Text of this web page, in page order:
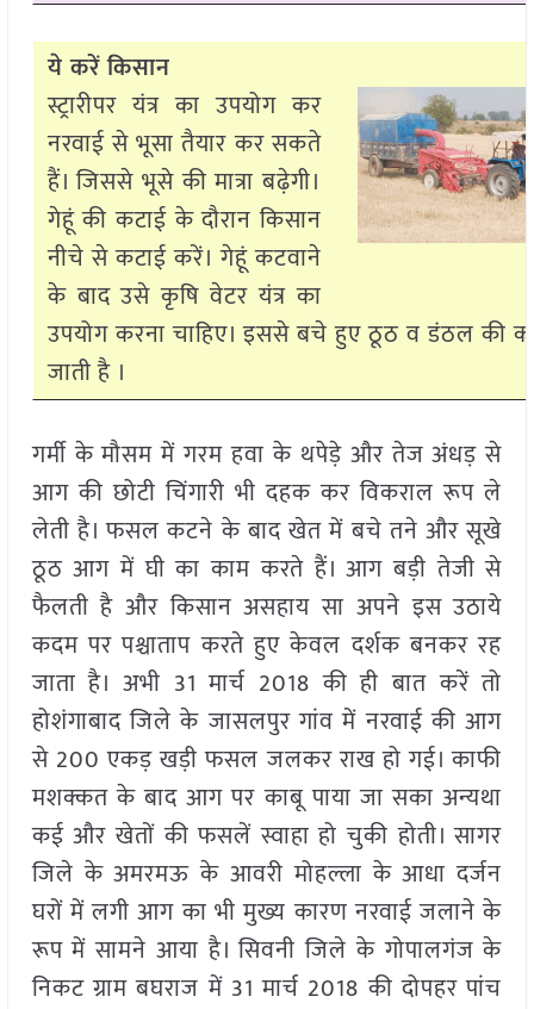
ये करें किसान
स्ट्रारीपर यंत्र का उपयोग कर
नरवाई से भूसा तैयार कर सकते
हैं। जिससे भूसे की मात्रा बढ़ेगी।
गेहूं की कटाई के दौरान किसान
नीचे से कटाई करें। गेहूं कटवाने
के बाद उसे कृषि वेटर यंत्र का
उपयोग करना चाहिए। इससे बचे हुए ठूठ व डंठल की
जाती है ।
गर्मी के मौसम में गरम हवा के थपेड़े और तेज अंधड़ से
आग की छोटी चिंगारी भी दहक कर विकराल रूप ले
लेती है। फसल कटने के बाद खेत में बचे तने और सूखे
ठूठ आग में घी का काम करते हैं। आग बड़ी तेजी से
फैलती है और किसान असहाय सा अपने इस उठाये
कदम पर पश्चाताप करते हुए केवल दर्शक बनकर रह
जाता है। अभी 31 मार्च 2018 की ही बात करें तो
होशंगाबाद जिले के जासलपुर गांव में नरवाई की आग
से 200 एकड़ खड़ी फसल जलकर राख हो गई। काफी
मशक्कत के बाद आग पर काबू पाया जा सका अन्यथा
कई और खेतों की फसलें स्वाहा हो चुकी होती। सागर
जिले के अमरमऊ के आवरी मोहल्ला के आधा दर्जन
घरों में लगी आग का भी मुख्य कारण नरवाई जलाने के
रूप में सामने आया है। सिवनी जिले के गोपालगंज के
निकट ग्राम बघराज में 31 मार्च 2018 की दोपहर पांच